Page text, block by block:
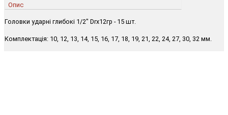
Опис
Головки ударні глибокі 1/2" Drx12гр - 15 шт.
Комплектація: 10, 12, 13, 14, 15, 16, 17, 18, 19, 21, 22, 24, 27, 30, 32 мм.